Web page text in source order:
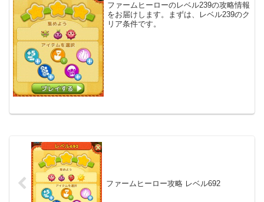
ファームヒーローのレベル239の攻略情報
をお届けします。まずは、レベル239のク
リア条件です。
ファームヒーロー攻略 レベル692